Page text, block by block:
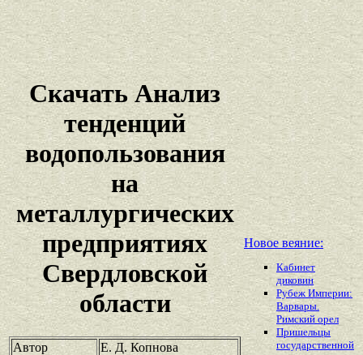
Скачать Анализ
тенденций
водопользования
на
металлургических
предприятиях
Свердловской
области
Автор Е. Д. Копнова
Новое веяние:
Кабинет
диковин
Рубеж Империи:
Варвары.
Римский орел
Пришельцы
государственной